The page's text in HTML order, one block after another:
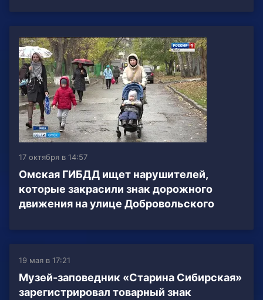
17 октября в 14:57
Омская ГИБДД ищет нарушителей,
которые закрасили знак дорожного
движения на улице Добровольского
19 мая в 17:21
Музей-заповедник «Старина Сибирская»
зарегистрировал товарный знак